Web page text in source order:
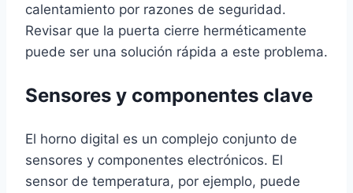
calentamiento por razones de seguridad.
Revisar que la puerta cierre herméticamente
puede ser una solución rápida a este problema.
Sensores y componentes clave
El horno digital es un complejo conjunto de
sensores y componentes electrónicos. El
sensor de temperatura, por ejemplo, puede